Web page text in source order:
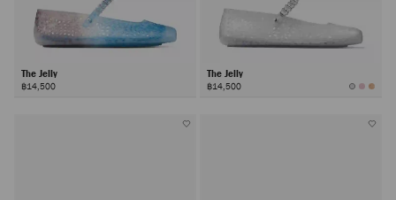
The Jelly
฿14,500
The Jelly
฿14,500